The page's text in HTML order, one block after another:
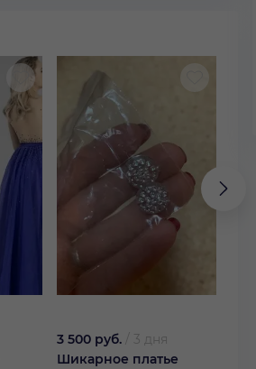
3 500 руб.
3 дня
Шикарное платье